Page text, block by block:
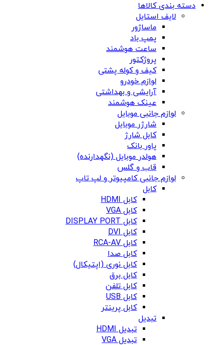
دسته بندی کالاها
لایف استایل
ماساژور
پمپ باد
ساعت هوشمند
پروژکتور
کیف و کوله پشتی
لوازم خودرو
آرایشی و بهداشتی
عینک هوشمند
لوازم جانبی موبایل
شارژر موبایل
کابل شارژ
پاور بانک
هولدر موبایل (نگهدارنده)
قاب و گلس
لوازم جانبی کامپیوتر و لپ تاپ
کابل
کابل HDMI
کابل VGA
کابل DISPLAY PORT
کابل DVI
کابل RCA-AV
کابل صدا
کابل نوری (اپتیکال)
کابل برق
کابل تلفن
کابل USB
کابل پرینتر
تبدیل
تبدیل HDMI
تبدیل VGA